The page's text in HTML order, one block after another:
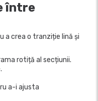
între
a crea o tranziție lină și
rotiță al secțiunii.
a-i ajusta